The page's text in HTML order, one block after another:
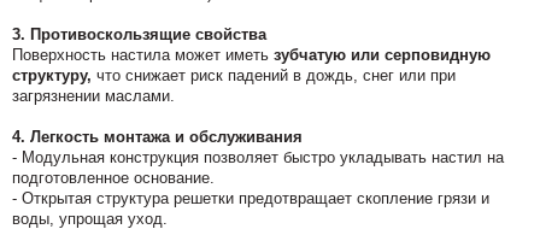
3. Противоскользящие свойства
Поверхность настила может иметь зубчатую или серповидную
структуру, что снижает риск падений в дождь, снег или при
загрязнении маслами.
4. Легкость монтажа и обслуживания
- Модульная конструкция позволяет быстро укладывать настил на
подготовленное основание.
- Открытая структура решетки предотвращает скопление грязи и
воды, упрощая уход.